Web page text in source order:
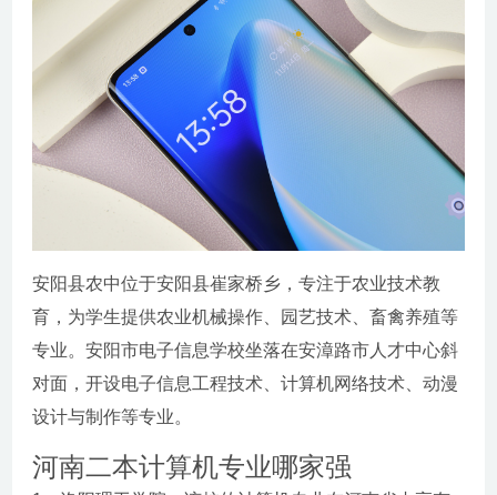
安阳县农中位于安阳县崔家桥乡，专注于农业技术教
育，为学生提供农业机械操作、园艺技术、畜禽养殖等
专业。安阳市电子信息学校坐落在安漳路市人才中心斜
对面，开设电子信息工程技术、计算机网络技术、动漫
设计与制作等专业。
河南二本计算机专业哪家强